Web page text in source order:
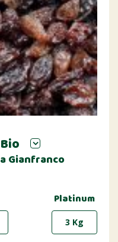
Gianfranco
Platinum
3 Kg